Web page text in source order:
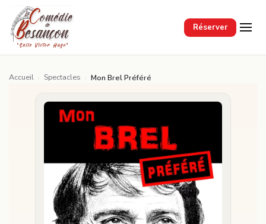
Réserver
Passer au contenu principal
Accueil Spectacles Mon Brel Préféré